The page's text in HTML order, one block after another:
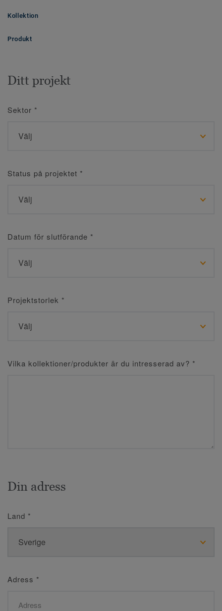
Kollektion
Produkt
Ditt projekt
Sektor *
Status på projektet *
Datum för slutförande *
Projektstorlek *
Vilka kollektioner/produkter är du intresserad av? *
Din adress
Land *
Adress *